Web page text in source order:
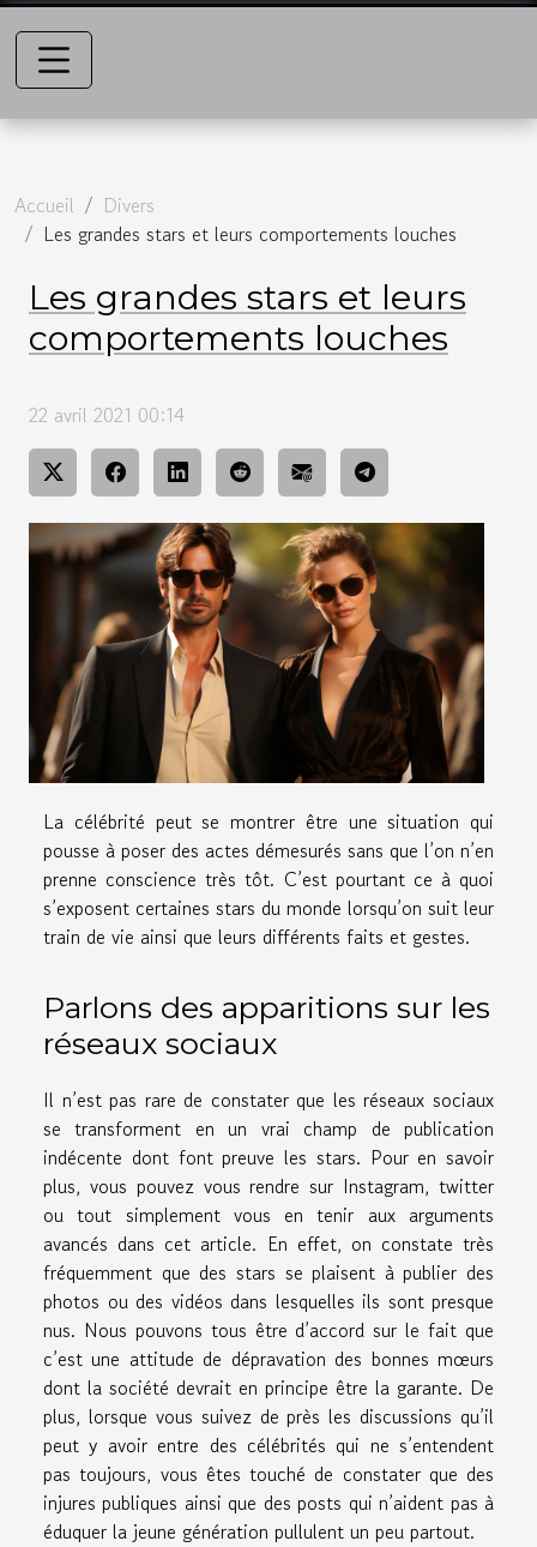
Accueil
Divers
Les grandes stars et leurs comportements louches
Les grandes stars et leurs
comportements louches
22 avril 2021 00:14
La célébrité peut se montrer être une situation qui
pousse à poser des actes démesurés sans que l’on n’en
prenne conscience très tôt. C’est pourtant ce à quoi
s’exposent certaines stars du monde lorsqu’on suit leur
train de vie ainsi que leurs différents faits et gestes.
Parlons des apparitions sur les
réseaux sociaux
Il n’est pas rare de constater que les réseaux sociaux
se transforment en un vrai champ de publication
indécente dont font preuve les stars. Pour en savoir
plus, vous pouvez vous rendre sur Instagram, twitter
ou tout simplement vous en tenir aux arguments
avancés dans cet article. En effet, on constate très
fréquemment que des stars se plaisent à publier des
photos ou des vidéos dans lesquelles ils sont presque
nus. Nous pouvons tous être d’accord sur le fait que
c’est une attitude de dépravation des bonnes mœurs
dont la société devrait en principe être la garante. De
plus, lorsque vous suivez de près les discussions qu’il
peut y avoir entre des célébrités qui ne s’entendent
pas toujours, vous êtes touché de constater que des
injures publiques ainsi que des posts qui n’aident pas à
éduquer la jeune génération pullulent un peu partout.